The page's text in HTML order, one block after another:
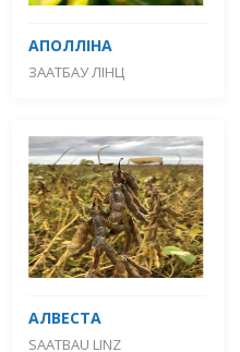
АПОЛЛІНА
ЗААТБАУ ЛІНЦ
АЛВЕСТА
SAATBAU LINZ